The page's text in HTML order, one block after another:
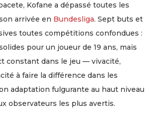
Kofane a dépassé toutes les
arrivée en Bundesliga. Sept buts et
toutes compétitions confondues :
pour un joueur de 19 ans, mais
constant dans le jeu — vivacité,
à faire la différence dans les
adaptation fulgurante au haut niveau
observateurs les plus avertis.